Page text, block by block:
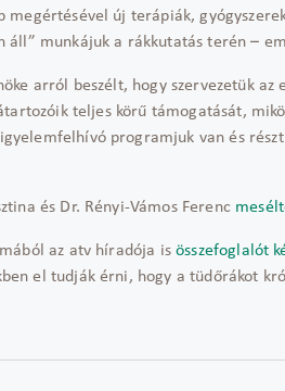
megértésével új terápiák,
áll” munkájuk a rákkutatás terén –
arról beszélt, hogy szervezetük
teljes körű támogatását,
programjuk van és részt
és Dr. Rényi-Vámos Ferenc
az atv híradója isösszefoglalót
el tudják érni, hogy a tüdőrákot